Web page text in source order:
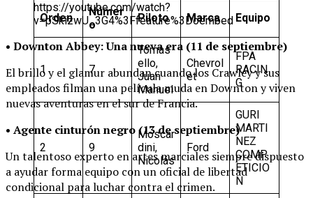
https://youtube.com/watch?
v=pSkizwU_3G4%3Ffeature%3Doembed
• Downton Abbey: Una nueva era (11 de septiembre)
El brillo y el glamur abundan cuando los Crawley y sus
empleados filman una película muda en Downton y viven
nuevas aventuras en el sur de Francia.
• Agente cinturón negro (13 de septiembre)
Un talentoso experto en artes marciales siempre dispuesto
a ayudar forma equipo con un oficial de libertad
condicional para luchar contra el crimen.
Orden
Númer
o
Piloto Marca Equipo
1 7
Tomas
ello,
Juan
Manuel
Chevrol
et
FPA
RACIN
G
2 9
Moscar
dini,
Nicolás
Ford
GURI
MARTI
NEZ
COMP
ETICIO
N